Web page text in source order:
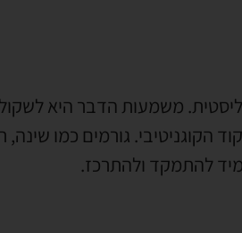
משמעות הדבר היא
גורמים כמו שינה,
להתמקד ולהתרכז.